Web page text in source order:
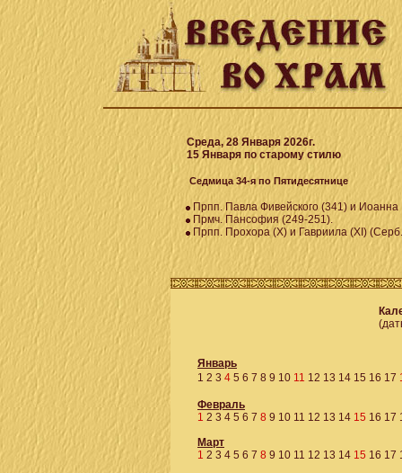
Среда, 28 Января 2026г.
15 Января по старому стилю
Седмица 34-я по Пятидесятнице
Прпп. Павла Фивейского (341) и Иоанна
Прмч. Пансофия (249-251).
Прпп. Прохора (X) и Гавриила (XI)
Январь
1 2 3 4 5 6 7 8 9 10 11 12 13 14 15 16 17
Февраль
1 2 3 4 5 6 7 8 9 10 11 12 13 14 15 16 17
Март
1 2 3 4 5 6 7 8 9 10 11 12 13 14 15 16 17